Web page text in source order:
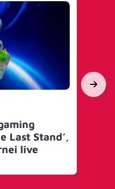
Last Stand’,
live